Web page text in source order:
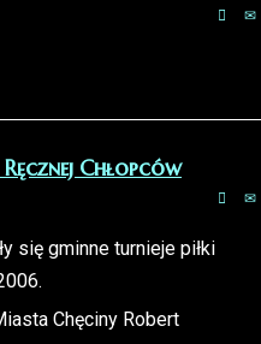
Chłopców
się gminne turnieje piłki
Chęciny Robert